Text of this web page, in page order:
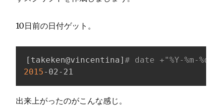
10日前の日付ゲット。
[ takeken@vincentina] # date +"%Y-%m-
2015-02-21
出来上がったのがこんな感じ。